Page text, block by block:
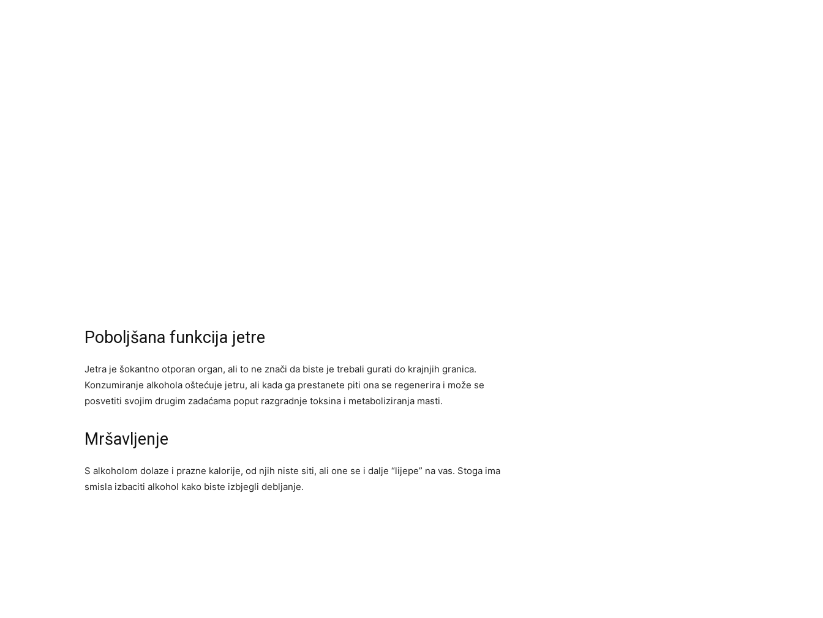
Poboljšana funkcija jetre
Jetra je šokantno otporan organ, ali to ne znači da biste je trebali gurati do krajnjih granica.
Konzumiranje alkohola oštećuje jetru, ali kada ga prestanete piti ona se regenerira i može se
posvetiti svojim drugim zadaćama poput razgradnje toksina i metaboliziranja masti.
Mršavljenje
S alkoholom dolaze i prazne kalorije, od njih niste siti, ali one se i dalje “lijepe” na vas. Stoga ima
smisla izbaciti alkohol kako biste izbjegli debljanje.